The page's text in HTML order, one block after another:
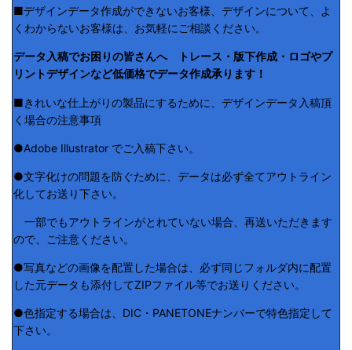
■デザインデータ作成ができないお客様、デザインについて、よ
くわからないお客様は、お気軽にご相談ください。
データ入稿でお困りの皆さんへ トレース・版下作成・ロゴやプ
リントデザインなど低価格でデータ作成承ります！
■きれいな仕上がりの製品にするために、デザインデータ入稿頂
く場合の注意事項
●Adobe Illustrator でご入稿下さい。
●文字化けの問題を防ぐために、データは必ず全てアウトライン
化してお送り下さい。
一部でもアウトラインがとれていない場合、再送いただきます
ので、ご注意ください。
●写真などの画像を配置した場合は、必ず同じフォルダ内に配置
した元データも添付してZIPファイル等でお送りください。
●色指定する場合は、DIC・PANETONEナンバーで特色指定して
下さい。